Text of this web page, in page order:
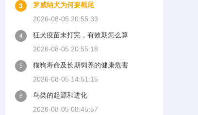
3
罗威纳犬为何要截尾
2026-08-05 20:55:33
4
狂犬疫苗未打完，有效期怎么算
2026-08-05 20:55:18
5
猫狗寿命及长期饲养的健康危害
2026-08-05 14:51:15
6
鸟类的起源和进化
2026-08-05 08:45:57